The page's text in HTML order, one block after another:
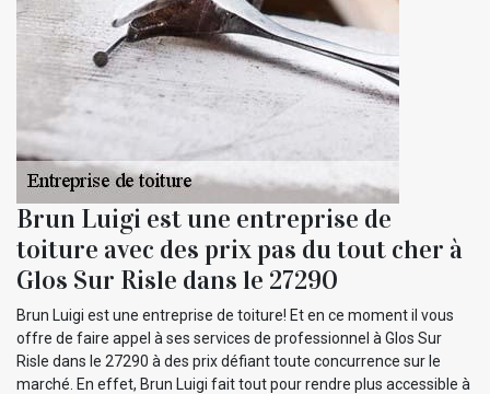
Brun Luigi est une entreprise de
toiture avec des prix pas du tout cher à
Glos Sur Risle dans le 27290
Brun Luigi est une entreprise de toiture! Et en ce moment il vous
offre de faire appel à ses services de professionnel à Glos Sur
Risle dans le 27290 à des prix défiant toute concurrence sur le
marché. En effet, Brun Luigi fait tout pour rendre plus accessible à